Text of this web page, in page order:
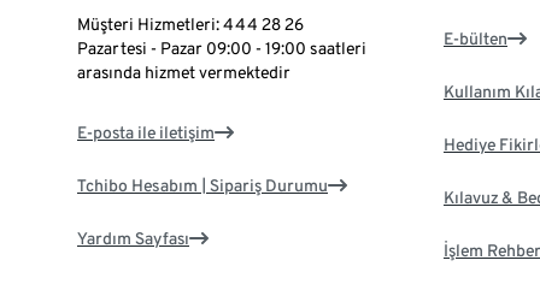
Müşteri Hizmetleri: 444 28 26
Pazartesi - Pazar 09:00 - 19:00 saatleri
arasında hizmet vermektedir
E-posta ile iletişim
Tchibo Hesabım | Sipariş Durumu
Yardım Sayfası
E-bülten
Kullanım
Hediye
Kılavuz &
İşlem